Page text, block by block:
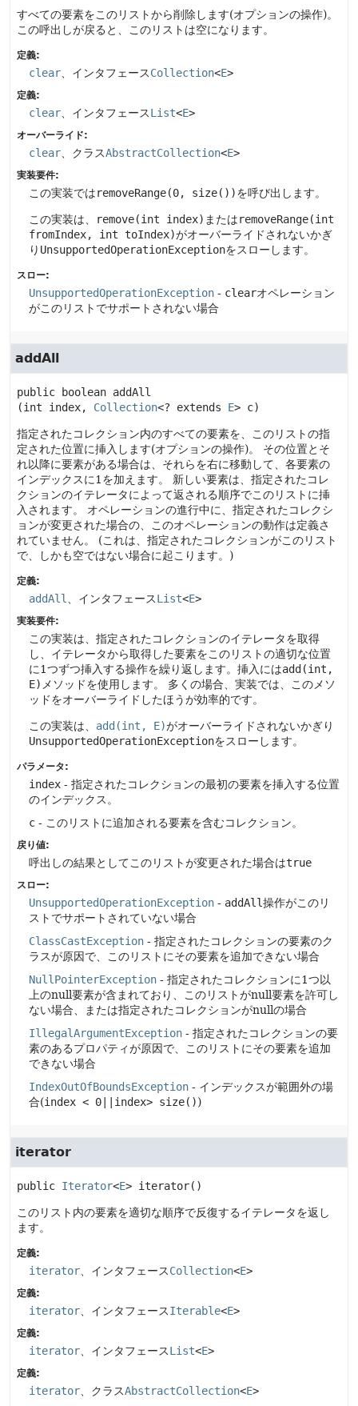
すべての要素をこのリストから削除します(オプションの操作)。
この呼出しが戻ると、このリストは空になります。
定義:
clear 、インタフェースCollection<E>
定義:
clear 、インタフェースList<E>
オーバーライド:
clear 、クラスAbstractCollection<E>
実装要件:
この実装ではremoveRange(0, size())を呼び出します。
この実装は、 remove(int index) またはremoveRange(int
fromIndex, int toIndex)がオーバーライドされないかぎ
り UnsupportedOperationExceptionをスローします。
スロー:
UnsupportedOperationException - clearオペレーション
がこのリストでサポートされない場合
addAll
public boolean addAll
(int index, Collection<? extends E> c)
指定されたコレクション内のすべての要素を、このリストの指
定された位置に挿入します(オプションの操作)。
その位置とそ
れ以降に要素がある場合は、それらを右に移動して、各要素の
インデックスに1を加えます。
新しい要素は、指定されたコレ
クションのイテレータによって返される順序でこのリストに挿
入されます。
オペレーションの進行中に、指定されたコレクシ
ョンが変更された場合の、このオペレーションの動作は定義さ
れていません。
(これは、指定されたコレクションがこのリスト
で、しかも空ではない場合に起こります。)
定義:
addAll 、インタフェースList<E>
実装要件:
この実装は、指定されたコレクションのイテレータを取得
し、イテレータから取得した要素をこのリストの適切な位置
に1つずつ挿入する操作を繰り返します。挿入にはadd(int,
E) メソッドを使用します。
多くの場合、実装では、このメソ
ッドをオーバーライドしたほうが効率的です。
この実装は、 add(int, E)がオーバーライドされないかぎり
UnsupportedOperationExceptionをスローします。
パラメータ:
index - 指定されたコレクションの最初の要素を挿入する位置
のインデックス。
c - このリストに追加される要素を含むコレクション。
戻り値:
呼出しの結果としてこのリストが変更された場合はtrue
スロー:
UnsupportedOperationException - addAll操作がこのリ
ストでサポートされていない場合
ClassCastException - 指定されたコレクションの要素のク
ラスが原因で、このリストにその要素を追加できない場合
NullPointerException - 指定されたコレクションに1つ以
上のnull要素が含まれており、このリストがnull要素を許可し
ない場合、または指定されたコレクションがnullの場合
IllegalArgumentException - 指定されたコレクションの要
素のあるプロパティが原因で、このリストにその要素を追加
できない場合
IndexOutOfBoundsException - インデックスが範囲外の場
合(index < 0||index> size())
iterator
public Iterator<E> iterator()
このリスト内の要素を適切な順序で反復するイテレータを返し
ます。
定義:
iterator 、インタフェースCollection<E>
定義:
iterator 、インタフェースIterable<E>
定義:
iterator 、インタフェースList<E>
定義:
iterator 、クラスAbstractCollection<E>